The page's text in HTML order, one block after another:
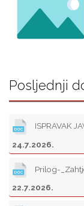
Posljednji
ISPRAVAK
24.7.2026.
Prilog-
22.7.2026.